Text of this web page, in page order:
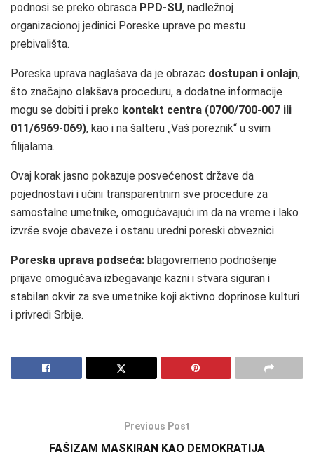
podnosi se preko obrasca PPD-SU, nadležnoj
organizacionoj jedinici Poreske uprave po mestu
prebivališta.
Poreska uprava naglašava da je obrazac dostupan i onlajn,
što značajno olakšava proceduru, a dodatne informacije
mogu se dobiti i preko kontakt centra (0700/700-007 ili
011/6969-069), kao i na šalteru „Vaš poreznik“ u svim
filijalama.
Ovaj korak jasno pokazuje posvećenost države da
pojednostavi i učini transparentnim sve procedure za
samostalne umetnike, omogućavajući im da na vreme i lako
izvrše svoje obaveze i ostanu uredni poreski obveznici.
Poreska uprava podseća: blagovremeno podnošenje
prijave omogućava izbegavanje kazni i stvara siguran i
stabilan okvir za sve umetnike koji aktivno doprinose kulturi
i privredi Srbije.
Previous Post
FAŠIZAM MASKIRAN KAO DEMOKRATIJA